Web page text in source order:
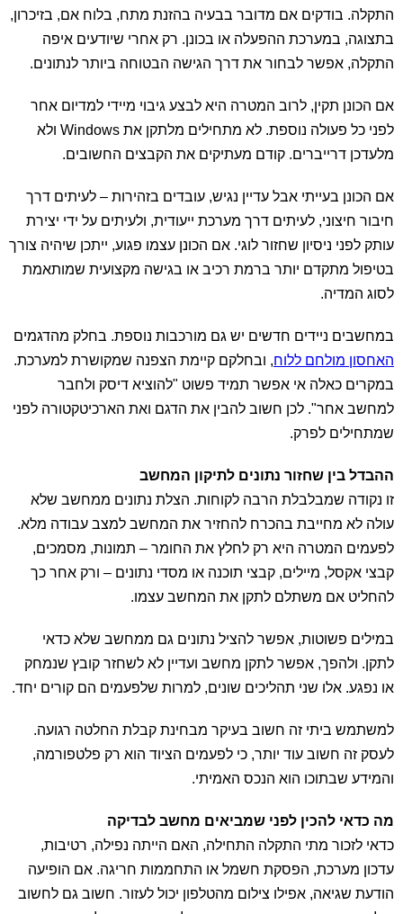
התקלה. בודקים אם מדובר בבעיה בהזנת מתח, בלוח אם, בזיכרון,
בתצוגה, במערכת ההפעלה או בכונן. רק אחרי שיודעים איפה
התקלה, אפשר לבחור את דרך הגישה הבטוחה ביותר לנתונים.
אם הכונן תקין, לרוב המטרה היא לבצע גיבוי מיידי למדיום אחר
לפני כל פעולה נוספת. לא מתחילים מלתקן את Windows ולא
מלעדכן דרייברים. קודם מעתיקים את הקבצים החשובים.
אם הכונן בעייתי אבל עדיין נגיש, עובדים בזהירות – לעיתים דרך
חיבור חיצוני, לעיתים דרך מערכת ייעודית, ולעיתים על ידי יצירת
עותק לפני ניסיון שחזור לוגי. אם הכונן עצמו פגוע, ייתכן שיהיה צורך
בטיפול מתקדם יותר ברמת רכיב או בגישה מקצועית שמותאמת
לסוג המדיה.
במחשבים ניידים חדשים יש גם מורכבות נוספת. בחלק מהדגמים
האחסון מולחם ללוח, ובחלקם קיימת הצפנה שמקושרת למערכת.
במקרים כאלה אי אפשר תמיד פשוט "להוציא דיסק ולחבר
למחשב אחר". לכן חשוב להבין את הדגם ואת הארכיטקטורה לפני
שמתחילים לפרק.
ההבדל בין שחזור נתונים לתיקון המחשב
זו נקודה שמבלבלת הרבה לקוחות. הצלת נתונים ממחשב שלא
עולה לא מחייבת בהכרח להחזיר את המחשב למצב עבודה מלא.
לפעמים המטרה היא רק לחלץ את החומר – תמונות, מסמכים,
קבצי אקסל, מיילים, קבצי תוכנה או מסדי נתונים – ורק אחר כך
להחליט אם משתלם לתקן את המחשב עצמו.
במילים פשוטות, אפשר להציל נתונים גם ממחשב שלא כדאי
לתקן. ולהפך, אפשר לתקן מחשב ועדיין לא לשחזר קובץ שנמחק
או נפגע. אלו שני תהליכים שונים, למרות שלפעמים הם קורים יחד.
למשתמש ביתי זה חשוב בעיקר מבחינת קבלת החלטה רגועה.
לעסק זה חשוב עוד יותר, כי לפעמים הציוד הוא רק פלטפורמה,
והמידע שבתוכו הוא הנכס האמיתי.
מה כדאי להכין לפני שמביאים מחשב לבדיקה
כדאי לזכור מתי התקלה התחילה, האם הייתה נפילה, רטיבות,
עדכון מערכת, הפסקת חשמל או התחממות חריגה. אם הופיעה
הודעת שגיאה, אפילו צילום מהטלפון יכול לעזור. חשוב גם לחשוב